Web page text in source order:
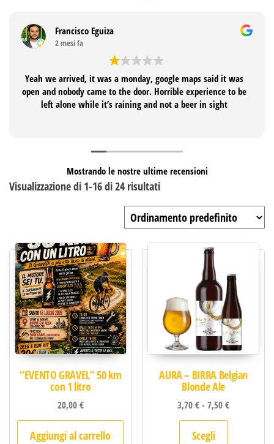
Francisco Eguiza
2 mesi fa
Yeah we arrived, it was a monday, google maps said it was
open and nobody came to the door. Horrible experience to be
left alone while it’s raining and not a beer in sight
Mostrando le nostre ultime recensioni
Visualizzazione di 1-16 di 24 risultati
“EVENTO GRAVEL” 50 km
con 1 litro
20,00€
Aggiungi al carrello
AURA – BIRRA Belgian
Blonde Ale
3,70€-7,50€Fascia di
Scegli
Questo